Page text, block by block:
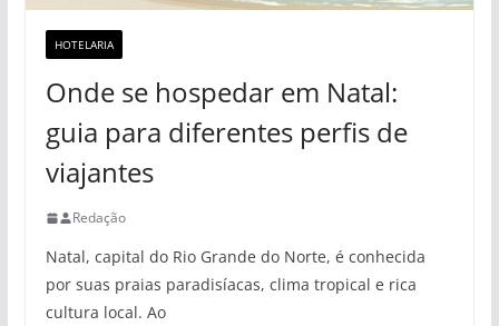
HOTELARIA
Onde se hospedar em Natal:
guia para diferentes perfis de
viajantes
Redação
Natal, capital do Rio Grande do Norte, é conhecida
por suas praias paradisíacas, clima tropical e rica
cultura local. Ao